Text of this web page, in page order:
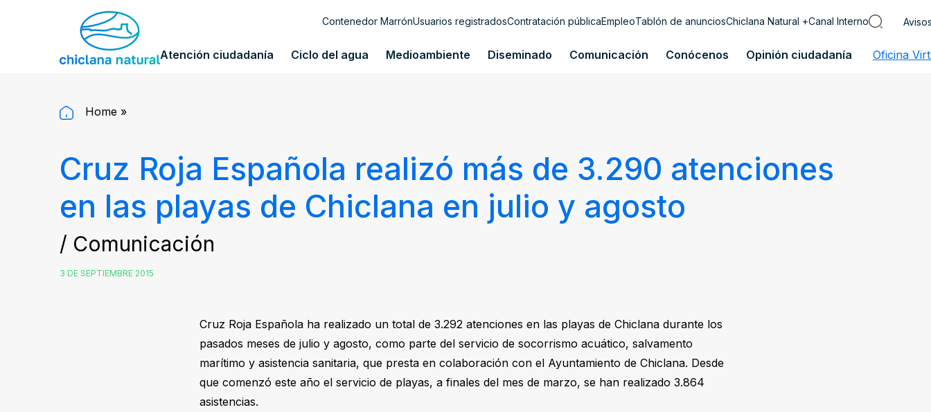
Contenedor MarrónUsuarios registradosContratación públicaEmpleoTablón de anunciosChiclana Natural +Canal Interno
Atención ciudadanía Ciclo del agua Medioambiente Diseminado Comunicación Conócenos Opinión ciudadanía Oficina
Home »
Cruz Roja Española realizó más de 3.290 atenciones
en las playas de Chiclana en julio y agosto
/ Comunicación
3 DE SEPTIEMBRE 2015
Cruz Roja Española ha realizado un total de 3.292 atenciones en las playas de Chiclana durante los
pasados meses de julio y agosto, como parte del servicio de socorrismo acuático, salvamento
marítimo y asistencia sanitaria, que presta en colaboración con el Ayuntamiento de Chiclana. Desde
que comenzó este año el servicio de playas, a finales del mes de marzo, se han realizado 3.864
asistencias.